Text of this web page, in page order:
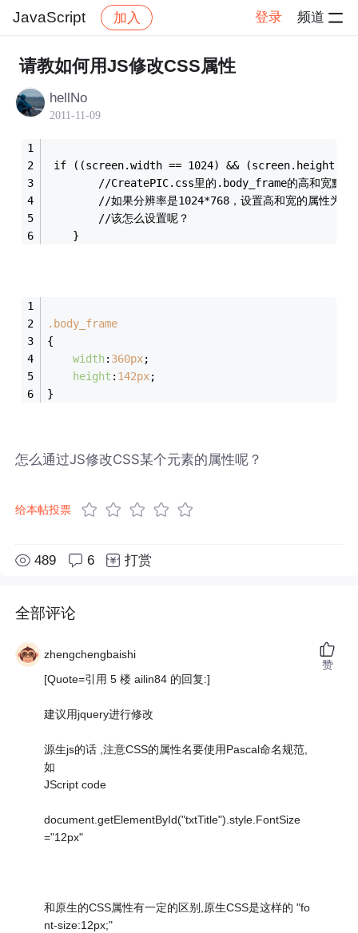
JavaScript 加入 登录 频道
社区 JavaScript 帖子详情
请教如何用JS修改CSS属性
hellNo
2011-11-09
if ((screen.width == 1024) && (screen.height
//CreatePIC.css里的.body_frame的高和宽默认
//如果分辨率是1024*768，设置高和宽的属性为
        //该怎么设置呢？
    }
.body_frame
{
width: 360px;
height : 142px;
}
怎么通过JS修改CSS某个元素的属性呢？
给本帖投票
489 6 打赏
全部评论
zhengchengbaishi
[Quote=引用 5 楼 ailin84 的回复:]
建议用jquery进行修改
源生js的话 ,注意CSS的属性名要使用Pascal命名规范,
如
JScript code
document.getElementById("txtTitle").style.FontSize
="12px"
和原生的CSS属性有一定的区别,原生CSS是这样的 "fo
nt-size:12px;"
赞